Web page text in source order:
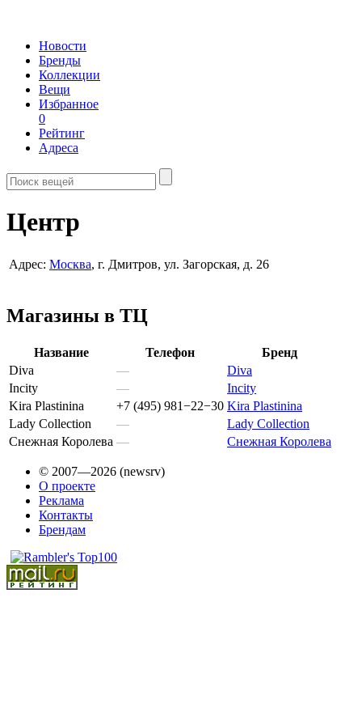
Новости
Бренды
Коллекции
Вещи
Избранное
0
Рейтинг
Адреса
Центр
Адрес: Москва, г. Дмитров, ул. Загорская, д. 26
Магазины в ТЦ
Название Телефон
Бренд
Diva
—
Diva
Incity
—
Incity
Kira Plastinina
+7 (495) 981−22−30 Kira Plastinina
Lady Collection
—
Lady Collection
Снежная Королева — Снежная Королева
© 2007—2026 (newsrv)
О проекте
Реклама
Контакты
Брендам